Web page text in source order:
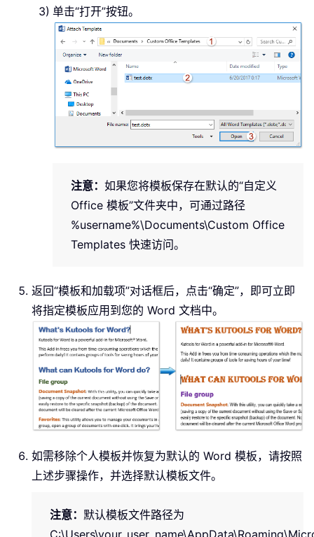
单击“打开”按钮。
注意： 如果您将模板保存在默认的“自定义
Office 模板”文件夹中，可通过路径
%username%\Documents\Custom Office
Templates 快速访问。
返回“模板和加载项”对话框后，点击“确定”，即可立即
将指定模板应用到您的 Word 文档中。
如需移除个人模板并恢复为默认的 Word 模板，请按照
上述步骤操作，并选择默认模板文件。
注意： 默认模板文件路径为